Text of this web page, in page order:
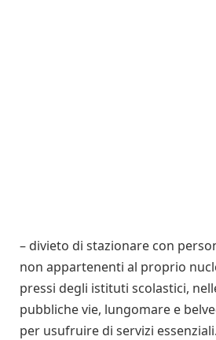
– divieto di stazionare con
non appartenenti al proprio
pressi degli istituti scolastici,
pubbliche vie, lungomare e
per usufruire di servizi